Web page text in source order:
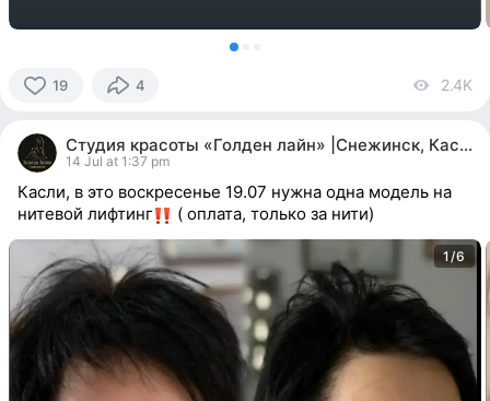
19
people
reacted
4 2.4K
Студия красоты «Голден лайн» |Снежинск, Касли
14 Jul at 1:37 pm
Касли, в это воскресенье 19.07 нужна одна модель на
нитевой лифтинг
( оплата, только за нити)
1/6